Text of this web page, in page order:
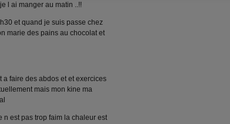
l ai manger au matin ..!!
et quand je suis passe chez
marie des pains au chocolat et
faire des abdos et et exercices
mais mon kine ma
n est pas trop faim la chaleur est